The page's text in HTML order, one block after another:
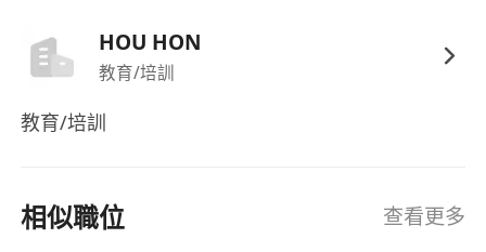
HOU HON
教育/培訓
教育/培訓
相似職位 查看更多